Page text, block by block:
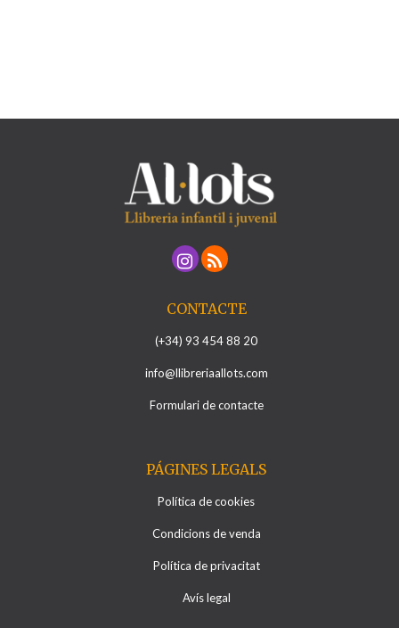
CONTACTE
(+34) 93 454 88 20
info@llibreriaallots.com
Formulari de contacte
PÁGINES LEGALS
Política de cookies
Condicions de venda
Política de privacitat
Avís legal